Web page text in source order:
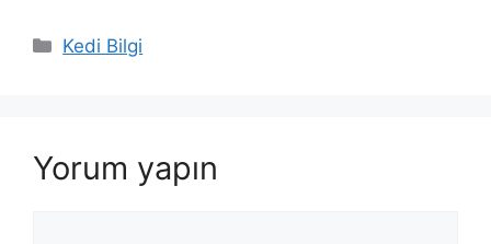
Kategoriler
Kedi Bilgi
Yorum yapın